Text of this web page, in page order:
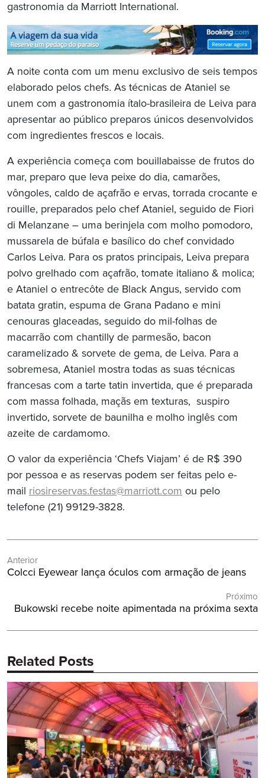
gastronomia da Marriott International.
A noite conta com um menu exclusivo de seis tempos
elaborado pelos chefs. As técnicas de Ataniel se
unem com a gastronomia ítalo-brasileira de Leiva para
apresentar ao público preparos únicos desenvolvidos
com ingredientes frescos e locais.
A experiência começa com bouillabaisse de frutos do
mar, preparo que leva peixe do dia, camarões,
vôngoles, caldo de açafrão e ervas, torrada crocante e
rouille, preparados pelo chef Ataniel, seguido de Fiori
di Melanzane – uma berinjela com molho pomodoro,
mussarela de búfala e basílico do chef convidado
Carlos Leiva. Para os pratos principais, Leiva prepara
polvo grelhado com açafrão, tomate italiano & molica;
e Ataniel o entrecôte de Black Angus, servido com
batata gratin, espuma de Grana Padano e mini
cenouras glaceadas, seguido do mil-folhas de
macarrão com chantilly de parmesão, bacon
caramelizado & sorvete de gema, de Leiva. Para a
sobremesa, Ataniel mostra todas as suas técnicas
francesas com a tarte tatin invertida, que é preparada
com massa folhada, maçãs em texturas, suspiro
invertido, sorvete de baunilha e molho inglês com
azeite de cardamomo.
O valor da experiência ‘Chefs Viajam’ é de R$ 390
por pessoa e as reservas podem ser feitas pelo e-
mail riosireservas.festas@marriott.com ou pelo
telefone (21) 99129-3828.
de
Anterior
Post
Colcci Eyewear lança óculos com armação de jeans
Próximo
Próximo
Bukowski recebe noite apimentada na próxima sexta
Related Posts